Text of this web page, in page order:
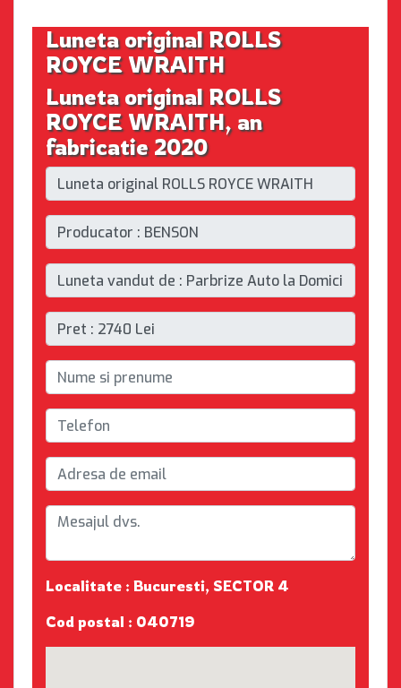
Luneta original ROLLS
ROYCE WRAITH
Luneta original ROLLS
ROYCE WRAITH, an
fabricatie 2020
Localitate : Bucuresti, SECTOR 4
Cod postal : 040719